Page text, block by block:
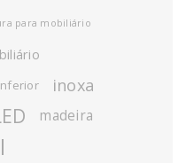
para mobiliário
inoxa
madeira